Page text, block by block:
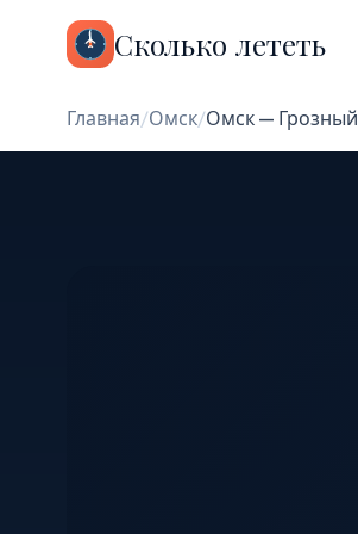
Сколько лететь
Главная/Омск/Омск — Грозный